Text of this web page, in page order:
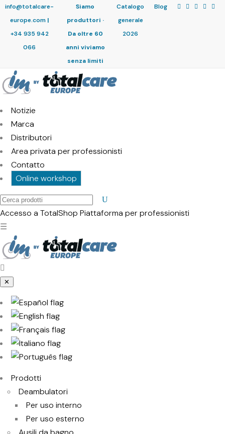
info@totalcare-
europe.com|
+34 935 942
066
Siamo
produttori ·
Da oltre 60
anni viviamo
senza limiti
Catalogo
generale
2026
Blog
Notizie
Marca
Distributori
Area privata per professionisti
Contatto
Online workshop
Cerca
prodotti
Accesso a TotalShop Piattaforma per professionisti
☰
✕
Prodotti
Deambulatori
Per uso interno
Per uso esterno